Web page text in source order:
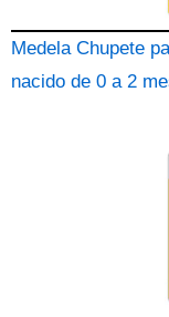
Medela Chupete
nacido de 0 a 2